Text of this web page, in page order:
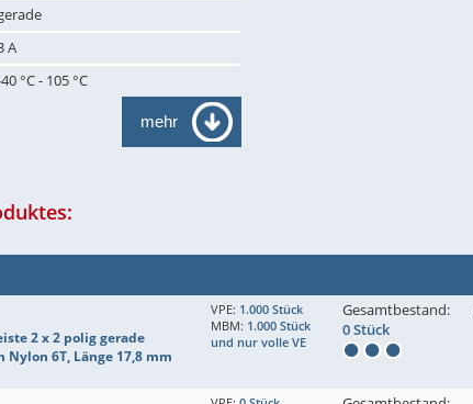
A
°C - 105 °C
mehr
2 x 2 polig gerade
Nylon 6T, Länge 17,8 mm
VPE: 1.000 Stück
MBM: 1.000 Stück
und nur volle VE
Gesamtbestand:
0 Stück